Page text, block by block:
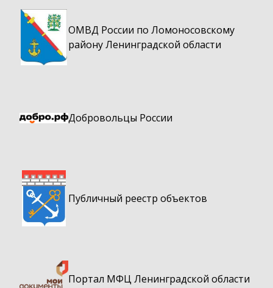
ОМВД России по Ломоносовскому
району Ленинградской области
Добровольцы России
Публичный реестр объектов
Портал МФЦ Ленинградской области